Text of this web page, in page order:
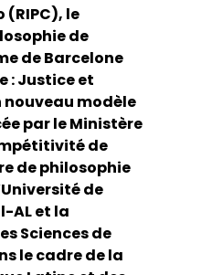
le
de
de Barcelone
: Justice et
nouveau modèle
par le Ministère
de
de philosophie
de
AL et la
Sciences de
le cadre de la